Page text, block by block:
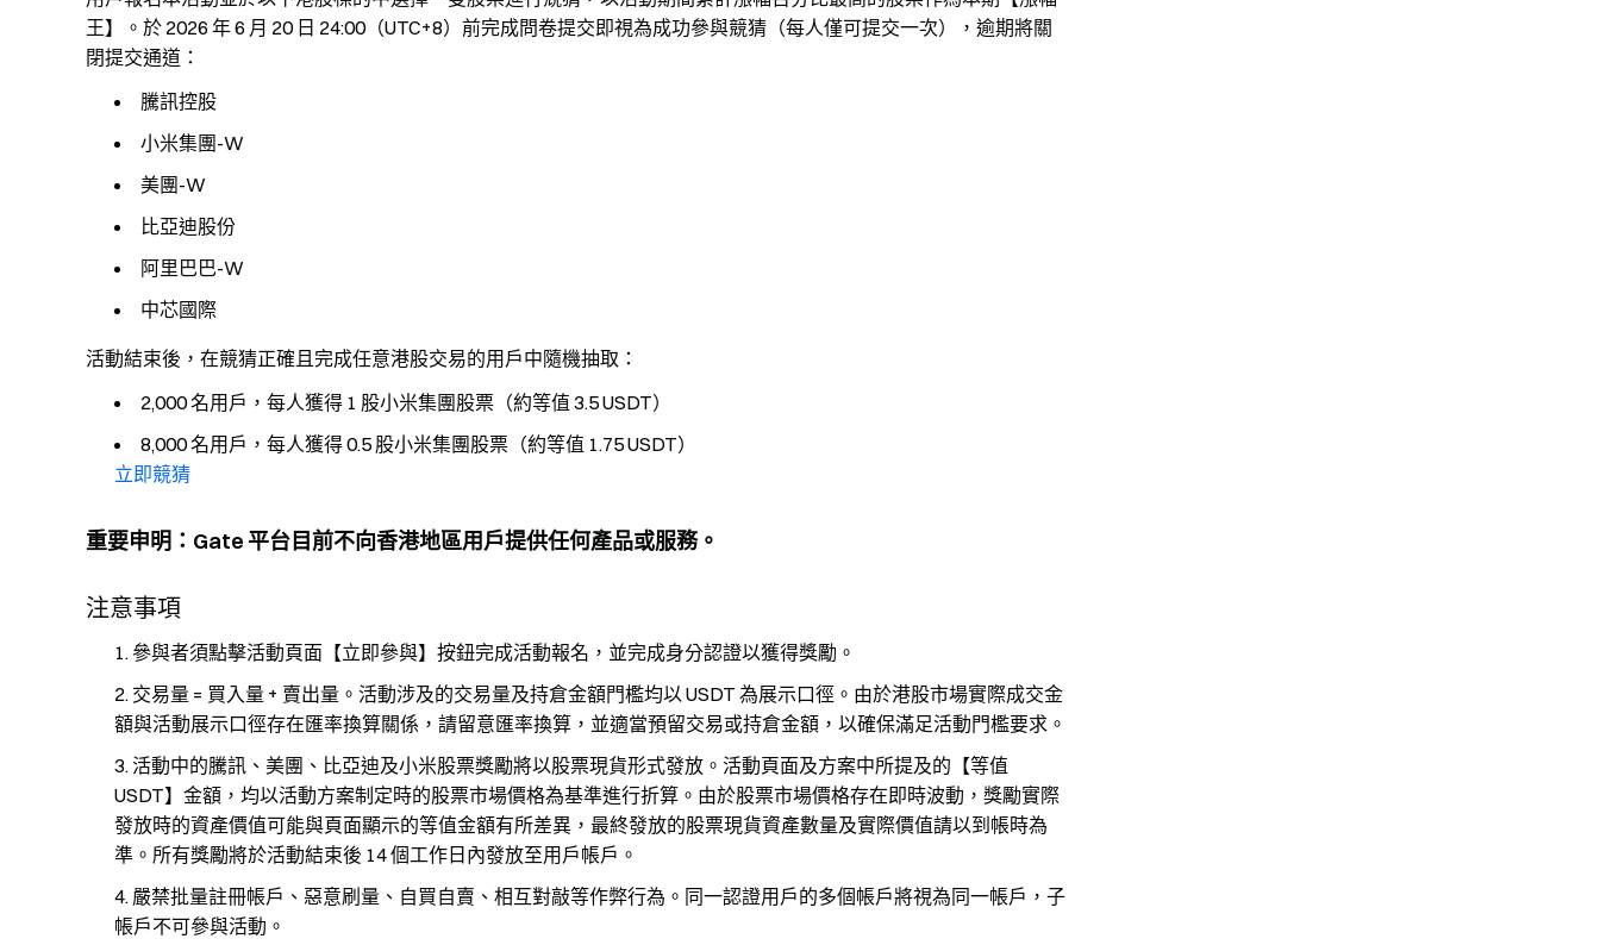
王】。於 2026 年 6 月 20 日 24:00（UTC+8）前完成問卷提交即視為成功參與競猜（每人僅可提交一次），逾期將關
閉提交通道：
騰訊控股
小米集團-W
美團-W
比亞迪股份
阿里巴巴-W
中芯國際
活動結束後，在競猜正確且完成任意港股交易的用戶中隨機抽取：
2,000 名用戶，每人獲得 1 股小米集團股票（約等值 3.5 USDT）
8,000 名用戶，每人獲得 0.5 股小米集團股票（約等值 1.75 USDT）
立即競猜
重要申明：Gate 平台目前不向香港地區用戶提供任何產品或服務。
注意事項
參與者須點擊活動頁面【立即參與】按鈕完成活動報名，並完成身分認證以獲得獎勵。
交易量 = 買入量 + 賣出量。活動涉及的交易量及持倉金額門檻均以 USDT 為展示口徑。由於港股市場實際成交金
額與活動展示口徑存在匯率換算關係，請留意匯率換算，並適當預留交易或持倉金額，以確保滿足活動門檻要求。
活動中的騰訊、美團、比亞迪及小米股票獎勵將以股票現貨形式發放。活動頁面及方案中所提及的【等值
USDT】金額，均以活動方案制定時的股票市場價格為基準進行折算。由於股票市場價格存在即時波動，獎勵實際
發放時的資產價值可能與頁面顯示的等值金額有所差異，最終發放的股票現貨資產數量及實際價值請以到帳時為
準。所有獎勵將於活動結束後 14 個工作日內發放至用戶帳戶。
嚴禁批量註冊帳戶、惡意刷量、自買自賣、相互對敲等作弊行為。同一認證用戶的多個帳戶將視為同一帳戶，子
帳戶不可參與活動。